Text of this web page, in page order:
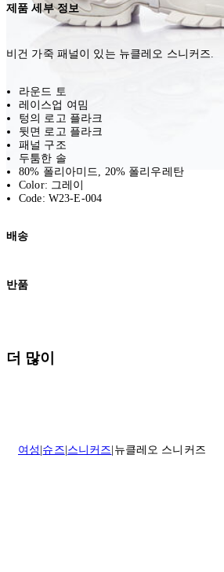
제품 세부 정보
비건 가죽 패널이 있는 뉴클레오 스니커즈.
라운드 토
레이스업 여밈
텅의 로고 플라크
뒷면 로고 플라크
패널 구조
두툼한 솔
80% 폴리아미드, 20% 폴리우레탄
Color: 그레이
Code: W23-E-004
배송
고객님의 위치에 따라 일반 배송과 익스프레
실 수 있습니다.
반품
배송일로부터 영업일 기준 30일 이내에 접수
이 환불해 드리겠습니다.반품 상품은 원래
더 많이
여성 슈즈 스니커즈 뉴클레오 스니커즈